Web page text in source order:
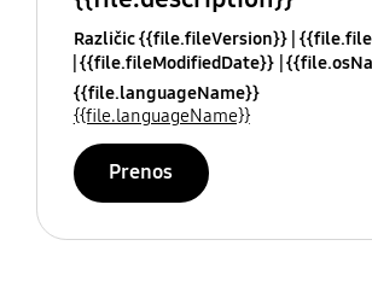
Različic {{file.fileVersion}}
{{file.fileModifiedDate}}
{{file.languageName}}
{{file.languageName}}
Prenos